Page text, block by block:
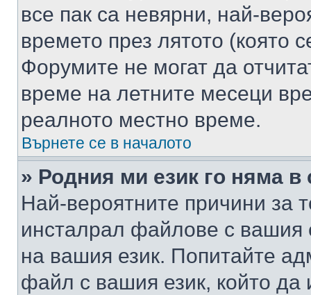
все пак са невярни, най-
времето през лятото (която
Форумите не могат да
време на летните месеци
реалното местно време.
Върнете се в началото
» Родния ми език го няма в
Най-вероятните причини за
инсталрал файлове с вашия
на вашия език. Попитайте
файл с вашия език, който да